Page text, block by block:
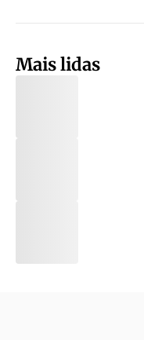
Mais lidas